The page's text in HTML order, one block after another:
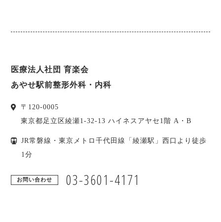
医療法人社団 育楽会
あやせ駅前整形外科・内科
〒 120-0005
東京都足立区綾瀬1-32-13 ハイネスアヤセ1階 A・B
JR常磐線・東京メトロ千代田線「綾瀬駅」西口より徒歩
1分
お問い合わせ 03-3601-4171